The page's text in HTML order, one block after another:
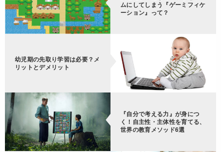
ムにしてしまう『ゲーミフィケ
ーション』って？
幼児期の先取り学習は必要？メ
リットとデメリット
『自分で考える力』が身につ
く！自主性・主体性を育てる、
世界の教育メソッド6選